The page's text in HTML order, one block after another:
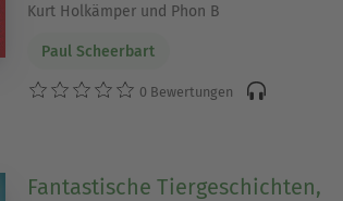
Kurt Holkämper und Phon B
Paul Scheerbart
0 Bewertungen
Fantastische Tiergeschichten,